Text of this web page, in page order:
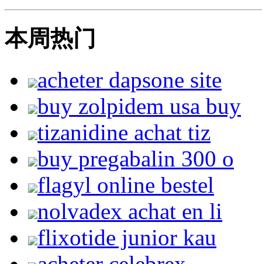
本周热门
acheter dapsone site
buy zolpidem usa buy
tizanidine achat tiz
buy pregabalin 300 o
flagyl online bestel
nolvadex achat en li
flixotide junior kau